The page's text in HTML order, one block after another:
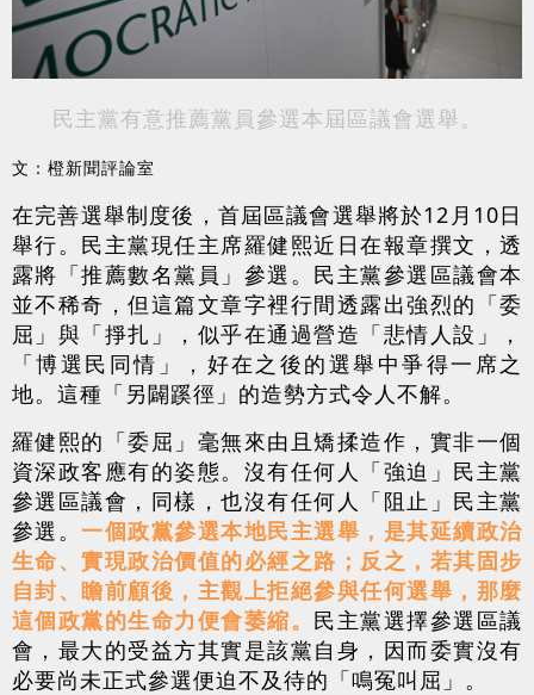
民主黨有意推薦黨員參選本屆區議會選舉。
文：橙新聞評論室
在完善選舉制度後，首屆區議會選舉將於12月10日
舉行。民主黨現任主席羅健熙近日在報章撰文，透
露將「推薦數名黨員」參選。民主黨參選區議會本
並不稀奇，但這篇文章字裡行間透露出強烈的「委
屈」與「掙扎」，似乎在通過營造「悲情人設」，
「博選民同情」，好在之後的選舉中爭得一席之
地。這種「另闢蹊徑」的造勢方式令人不解。
羅健熙的「委屈」毫無來由且矯揉造作，實非一個
資深政客應有的姿態。沒有任何人「強迫」民主黨
參選區議會，同樣，也沒有任何人「阻止」民主黨
參選。一個政黨參選本地民主選舉，是其延續政治
生命、實現政治價值的必經之路；反之，若其固步
自封、瞻前顧後，主觀上拒絕參與任何選舉，那麼
這個政黨的生命力便會萎縮。 民主黨選擇參選區議
會，最大的受益方其實是該黨自身，因而委實沒有
必要尚未正式參選便迫不及待的「鳴冤叫屈」。